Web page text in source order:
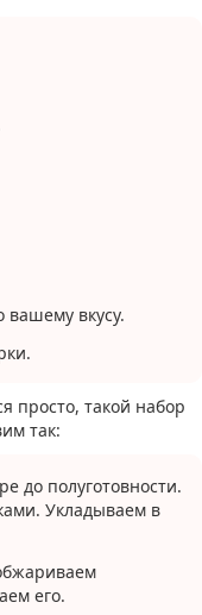
вкусу.
просто, такой набор
так:
до полуготовности.
Укладываем в
его.